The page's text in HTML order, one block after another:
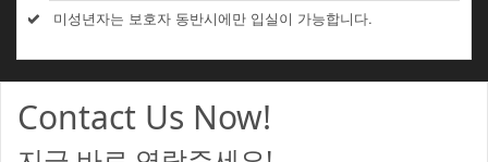
미성년자는 보호자 동반시에만 입실이 가능합니다.
Contact Us Now!